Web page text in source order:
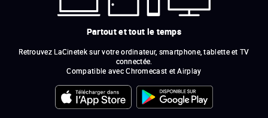
Partout et tout le temps
Retrouvez LaCinetek sur votre ordinateur, smartphone, tablette et TV
connectée.
Compatible avec Chromecast et Airplay